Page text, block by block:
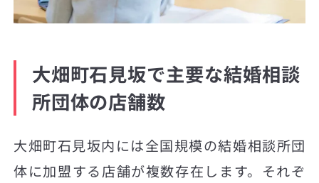
大畑町石見坂で主要な結婚相談
所団体の店舗数
大畑町石見坂内には全国規模の結婚相談所団
体に加盟する店舗が複数存在します。それぞ